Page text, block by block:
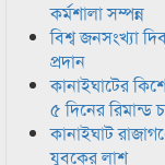
কর্মশালা সম্পন্ন
বিশ্ব জনসংখ্যা
প্রদান
কানাইঘাটের
৫ দিনের রিমান্ড
কানাইঘাট
যুবকের লাশ